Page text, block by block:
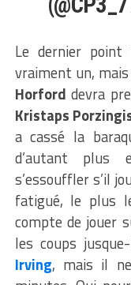
Le dernier
vraiment un, mais
Horford devra
Kristaps
a cassé la
d’autant plus
s’essouffler s’il
fatigué, le plus
compte de jouer
les coups
Irving, mais il